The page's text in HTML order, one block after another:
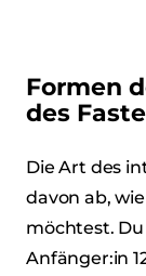
Formen
des
Die Art des
davon ab,
möchtest.
Anfänger:in